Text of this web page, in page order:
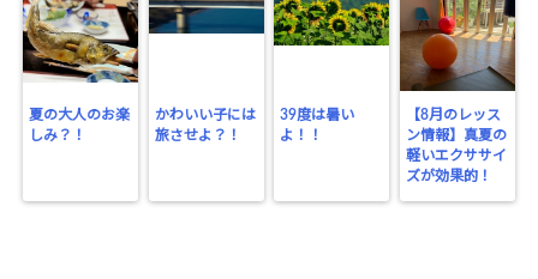
夏の大人のお楽
しみ？！
かわいい子には
旅させよ？！
39度は暑い
よ！！
【8月のレッス
ン情報】真夏の
軽いエクササイ
ズが効果的！